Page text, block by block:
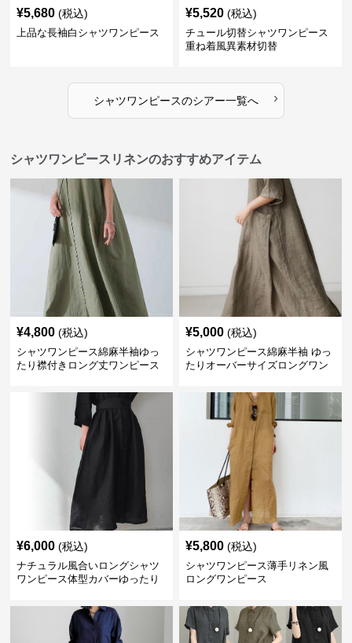
¥5,680 (税込)
上品な長袖白シャツワンピース
¥5,520 (税込)
チュール切替シャツワンピース
重ね着風異素材切替
シャツワンピースのシアー一覧へ ›
シャツワンピースリネンのおすすめアイテム
¥4,800 (税込)
シャツワンピース綿麻半袖ゆっ
たり襟付きロング丈ワンピース
¥5,000 (税込)
シャツワンピース綿麻半袖 ゆっ
たりオーバーサイズロングワン
¥6,000 (税込)
ナチュラル風合いロングシャツ
ワンピース体型カバーゆったり
¥5,800 (税込)
シャツワンピース薄手リネン風
ロングワンピース